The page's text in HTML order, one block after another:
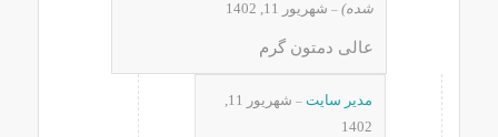
شده) – شهریور 11, 1402
عالی دمتون گرم
مدیر سایت –
شهریور 11,
1402